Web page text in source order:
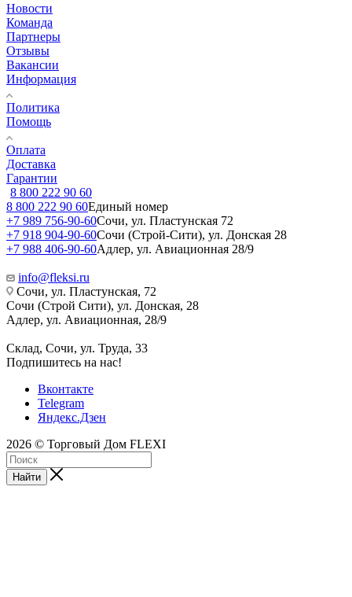
Новости
Команда
Партнеры
Отзывы
Вакансии
Информация
Политика
Помощь
Оплата
Доставка
Гарантии
8 800 222 90 60
8 800 222 90 60Единый номер
+7 989 756-90-60Сочи, ул. Пластунская 72
+7 918 904-90-60Сочи (Строй-Сити), ул. Донская 28
+7 988 406-90-60Адлер, ул. Авиационная 28/9
info@fleksi.ru
Сочи, ул. Пластунская, 72
Сочи (Строй Сити), ул. Донская, 28
Адлер, ул. Авиационная, 28/9
Склад, Сочи, ул. Труда, 33
Подпишитесь на нас!
Вконтакте
Telegram
Яндекс.Дзен
2026 © Торговый Дом FLEXI
Найти